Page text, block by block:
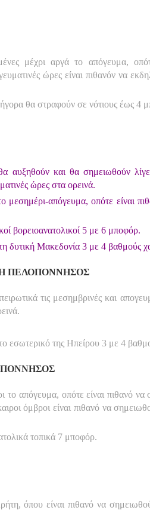
μέχρι αργά το απόγευμα,
ώρες είναι πιθανόν να
θα στραφούν σε νότιους έως 4
αυξηθούν και θα σημειωθούν
ώρες στα ορεινά.
μεσημέρι-απόγευμα, οπότε είναι
βορειοανατολικοί 5 με 6 μποφόρ.
Μακεδονία 3 με 4 βαθμούς
ΠΕΛΟΠΟΝΝΗΣΟΣ
τις μεσημβρινές και
της Ηπείρου 3 με 4
απόγευμα, οπότε είναι πιθανό να
όμβροι είναι πιθανό να
τοπικά 7 μποφόρ.
όπου είναι πιθανό να